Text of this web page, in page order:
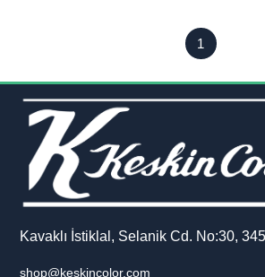
1
Kavaklı İstiklal, Selanik Cd. No:30,
shop@keskincolor.com